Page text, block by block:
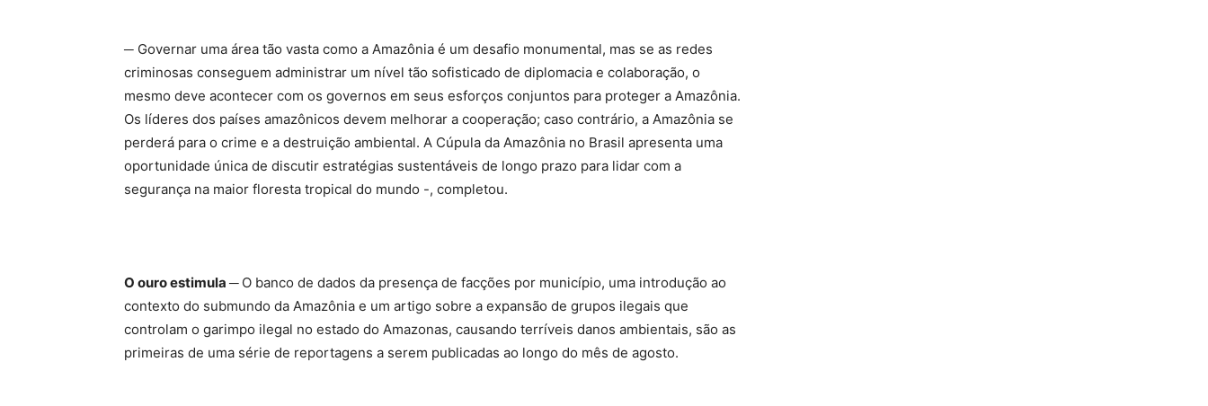
─ Governar uma área tão vasta como a Amazônia é um desafio monumental, mas se as redes
criminosas conseguem administrar um nível tão sofisticado de diplomacia e colaboração, o
mesmo deve acontecer com os governos em seus esforços conjuntos para proteger a Amazônia.
Os líderes dos países amazônicos devem melhorar a cooperação; caso contrário, a Amazônia se
perderá para o crime e a destruição ambiental. A Cúpula da Amazônia no Brasil apresenta uma
oportunidade única de discutir estratégias sustentáveis de longo prazo para lidar com a
segurança na maior floresta tropical do mundo -, completou.
O ouro estimula ─ O banco de dados da presença de facções por município, uma introdução ao
contexto do submundo da Amazônia e um artigo sobre a expansão de grupos ilegais que
controlam o garimpo ilegal no estado do Amazonas, causando terríveis danos ambientais, são as
primeiras de uma série de reportagens a serem publicadas ao longo do mês de agosto.